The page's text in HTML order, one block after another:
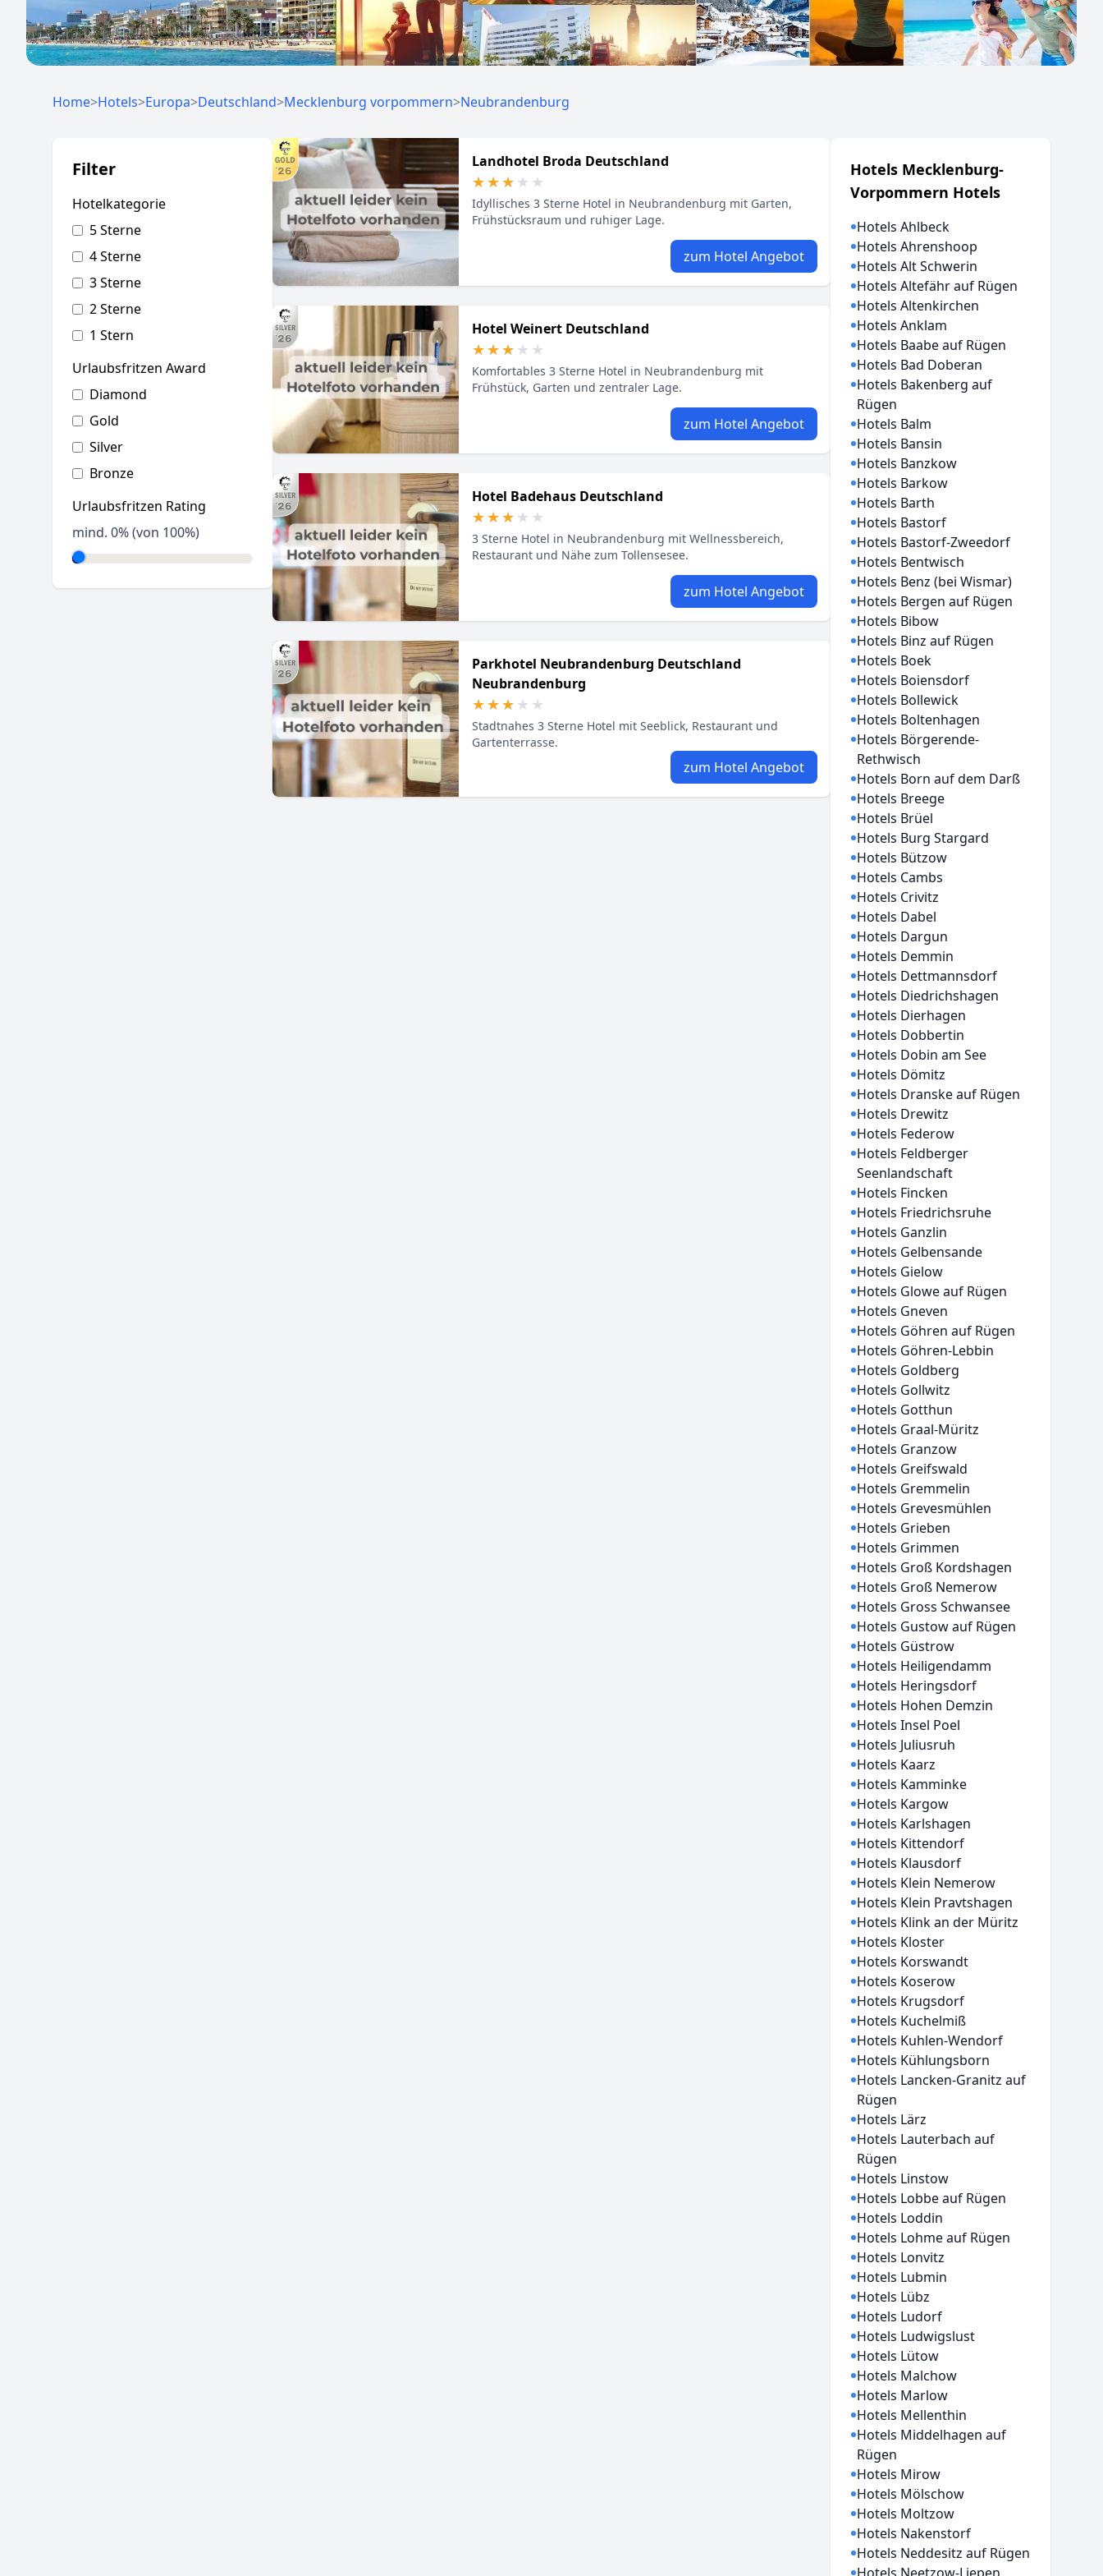
Home>Hotels>Europa>Deutschland>Mecklenburg vorpommern>Neubrandenburg
Filter
Hotelkategorie
5 Sterne
4 Sterne
3 Sterne
2 Sterne
1 Stern
Urlaubsfritzen Award
Diamond
Gold
Silver
Bronze
Urlaubsfritzen Rating
mind. 0% (von 100%)
Landhotel Broda Deutschland
★★★★★
★★★★★
Idyllisches 3 Sterne Hotel in Neubrandenburg mit Garten,
Frühstücksraum und ruhiger Lage.
zum Hotel Angebot
Hotel Weinert Deutschland
★★★★★
★★★★★
Komfortables 3 Sterne Hotel in Neubrandenburg mit
Frühstück, Garten und zentraler Lage.
zum Hotel Angebot
Hotel Badehaus Deutschland
★★★★★
★★★★★
3 Sterne Hotel in Neubrandenburg mit Wellnessbereich,
Restaurant und Nähe zum Tollensesee.
zum Hotel Angebot
Parkhotel Neubrandenburg Deutschland
Neubrandenburg
★★★★★
★★★★★
Stadtnahes 3 Sterne Hotel mit Seeblick, Restaurant und
Gartenterrasse.
zum Hotel Angebot
Hotels Mecklenburg-
Vorpommern Hotels
Hotels Ahlbeck
Hotels Ahrenshoop
Hotels Alt Schwerin
Hotels Altefähr auf Rügen
Hotels Altenkirchen
Hotels Anklam
Hotels Baabe auf Rügen
Hotels Bad Doberan
Hotels Bakenberg auf
Rügen
Hotels Balm
Hotels Bansin
Hotels Banzkow
Hotels Barkow
Hotels Barth
Hotels Bastorf
Hotels Bastorf-Zweedorf
Hotels Bentwisch
Hotels Benz (bei Wismar)
Hotels Bergen auf Rügen
Hotels Bibow
Hotels Binz auf Rügen
Hotels Boek
Hotels Boiensdorf
Hotels Bollewick
Hotels Boltenhagen
Hotels Börgerende-
Rethwisch
Hotels Born auf dem Darß
Hotels Breege
Hotels Brüel
Hotels Burg Stargard
Hotels Bützow
Hotels Cambs
Hotels Crivitz
Hotels Dabel
Hotels Dargun
Hotels Demmin
Hotels Dettmannsdorf
Hotels Diedrichshagen
Hotels Dierhagen
Hotels Dobbertin
Hotels Dobin am See
Hotels Dömitz
Hotels Dranske auf Rügen
Hotels Drewitz
Hotels Federow
Hotels Feldberger
Seenlandschaft
Hotels Fincken
Hotels Friedrichsruhe
Hotels Ganzlin
Hotels Gelbensande
Hotels Gielow
Hotels Glowe auf Rügen
Hotels Gneven
Hotels Göhren auf Rügen
Hotels Göhren-Lebbin
Hotels Goldberg
Hotels Gollwitz
Hotels Gotthun
Hotels Graal-Müritz
Hotels Granzow
Hotels Greifswald
Hotels Gremmelin
Hotels Grevesmühlen
Hotels Grieben
Hotels Grimmen
Hotels Groß Kordshagen
Hotels Groß Nemerow
Hotels Gross Schwansee
Hotels Gustow auf Rügen
Hotels Güstrow
Hotels Heiligendamm
Hotels Heringsdorf
Hotels Hohen Demzin
Hotels Insel Poel
Hotels Juliusruh
Hotels Kaarz
Hotels Kamminke
Hotels Kargow
Hotels Karlshagen
Hotels Kittendorf
Hotels Klausdorf
Hotels Klein Nemerow
Hotels Klein Pravtshagen
Hotels Klink an der Müritz
Hotels Kloster
Hotels Korswandt
Hotels Koserow
Hotels Krugsdorf
Hotels Kuchelmiß
Hotels Kuhlen-Wendorf
Hotels Kühlungsborn
Hotels Lancken-Granitz auf
Rügen
Hotels Lärz
Hotels Lauterbach auf
Rügen
Hotels Linstow
Hotels Lobbe auf Rügen
Hotels Loddin
Hotels Lohme auf Rügen
Hotels Lonvitz
Hotels Lubmin
Hotels Lübz
Hotels Ludorf
Hotels Ludwigslust
Hotels Lütow
Hotels Malchow
Hotels Marlow
Hotels Mellenthin
Hotels Middelhagen auf
Rügen
Hotels Mirow
Hotels Mölschow
Hotels Moltzow
Hotels Nakenstorf
Hotels Neddesitz auf Rügen